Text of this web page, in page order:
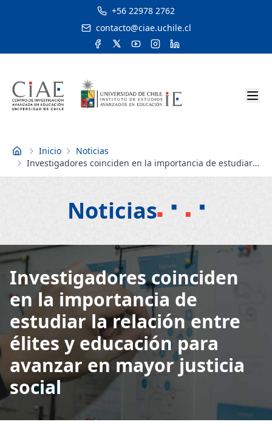
+56 22978 2762
contacto@ciae.uchile.cl
Inicio Inicio
Noticias
Investigadores coinciden en la importancia de estudiar
la relación entre élites y educación para avanzar en
Noticias
Investigadores coinciden
en la importancia de
estudiar la relación entre
élites y educación para
avanzar en mayor justicia
social